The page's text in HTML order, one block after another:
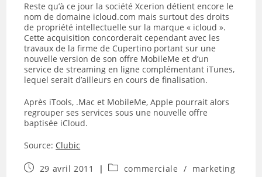
Reste qu’à ce jour la société Xcerion détient encore le
nom de domaine icloud.com mais surtout des droits
de propriété intellectuelle sur la marque « icloud ».
Cette acquisition concorderait cependant avec les
travaux de la firme de Cupertino portant sur une
nouvelle version de son offre MobileMe et d’un
service de streaming en ligne complémentant iTunes,
lequel serait d’ailleurs en cours de finalisation.
Après iTools, .Mac et MobileMe, Apple pourrait alors
regrouper ses services sous une nouvelle offre
baptisée iCloud.
Source: Clubic
Publication
29 avril 2011
Postcommerciale / marketing